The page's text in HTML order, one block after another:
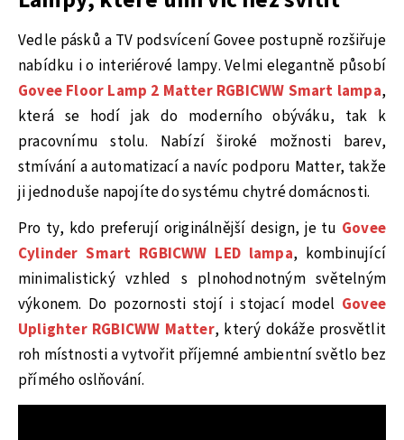
Vedle pásků a TV podsvícení Govee postupně rozšiřuje
nabídku i o interiérové lampy. Velmi elegantně působí
Govee Floor Lamp 2 Matter RGBICWW Smart lampa,
která se hodí jak do moderního obýváku, tak k
pracovnímu stolu. Nabízí široké možnosti barev,
stmívání a automatizací a navíc podporu Matter, takže
ji jednoduše napojíte do systému chytré domácnosti.
Pro ty, kdo preferují originálnější design, je tu Govee
Cylinder Smart RGBICWW LED lampa, kombinující
minimalistický vzhled s plnohodnotným světelným
výkonem. Do pozornosti stojí i stojací model Govee
Uplighter RGBICWW Matter, který dokáže prosvětlit
roh místnosti a vytvořit příjemné ambientní světlo bez
přímého oslňování.